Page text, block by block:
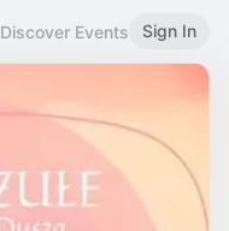
Discover Events Sign In